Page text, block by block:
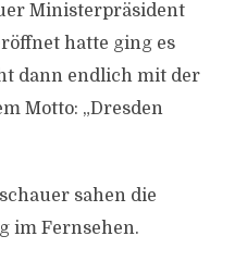
Ministerpräsident
hatte ging es
dann endlich mit der
Motto: „Dresden
sahen die
im Fernsehen.